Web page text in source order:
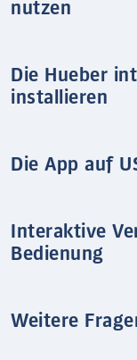
nutzen
Die Hueber
installieren
Die App auf
Interaktive
Bedienung
Weitere